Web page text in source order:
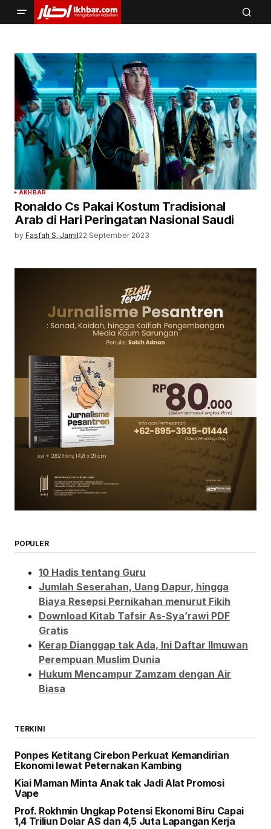
AKHBAR
Ronaldo Cs Pakai Kostum Tradisional
Arab di Hari Peringatan Nasional Saudi
by Fasfah S. Jamil22 September 2023
POPULER
10 Hadis tentang Guru
Jumlah Seserahan, Uang Dapur, hingga
Biaya Resepsi Pernikahan menurut Fikih
Download Kitab Tafsir As-Sya’rawi PDF
Gratis
Kerap Dianggap tak Ada, Ini Daftar Ilmuwan
Perempuan Muslim Dunia
Hukum Mencampur Zamzam dengan Air
Biasa
TERKINI
Ponpes Ketitang Cirebon Perkuat Kemandirian
Ekonomi lewat Peternakan Kambing
Kiai Maman Minta Anak tak Jadi Alat Promosi
Vape
Prof. Rokhmin Ungkap Potensi Ekonomi Biru Capai
1,4 Triliun Dolar AS dan 4,5 Juta Lapangan Kerja